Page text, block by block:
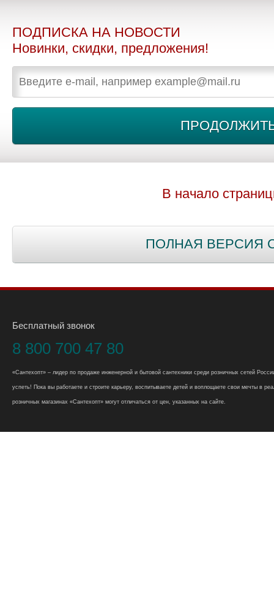
ПОДПИСКА НА НОВОСТИ
Новинки, скидки, предложения!
В начало
ПОЛНАЯ ВЕРСИЯ
Бесплатный звонок
8 800 700 47 80
«Сантехопт» – лидер по продаже инженерной и бытовой сантехники среди розничных сетей
успеть! Пока вы работаете и строите карьеру, воспитываете детей и воплощаете свои мечты в
розничных магазинах «Сантехопт» могут отличаться от цен, указанных на сайте.